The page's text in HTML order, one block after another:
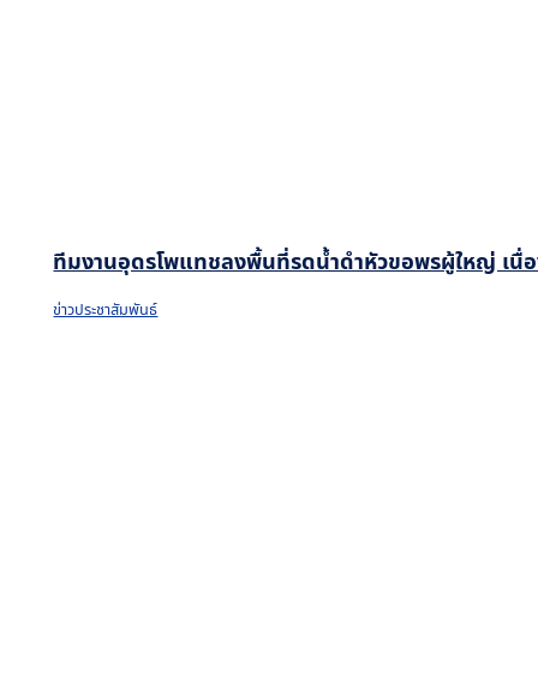
ทีมงานอุดรโพแทชลงพื้นที่รดน้ำดำหัวขอพรผู้ใหญ่ เนื่อ
ข่าวประชาสัมพันธ์